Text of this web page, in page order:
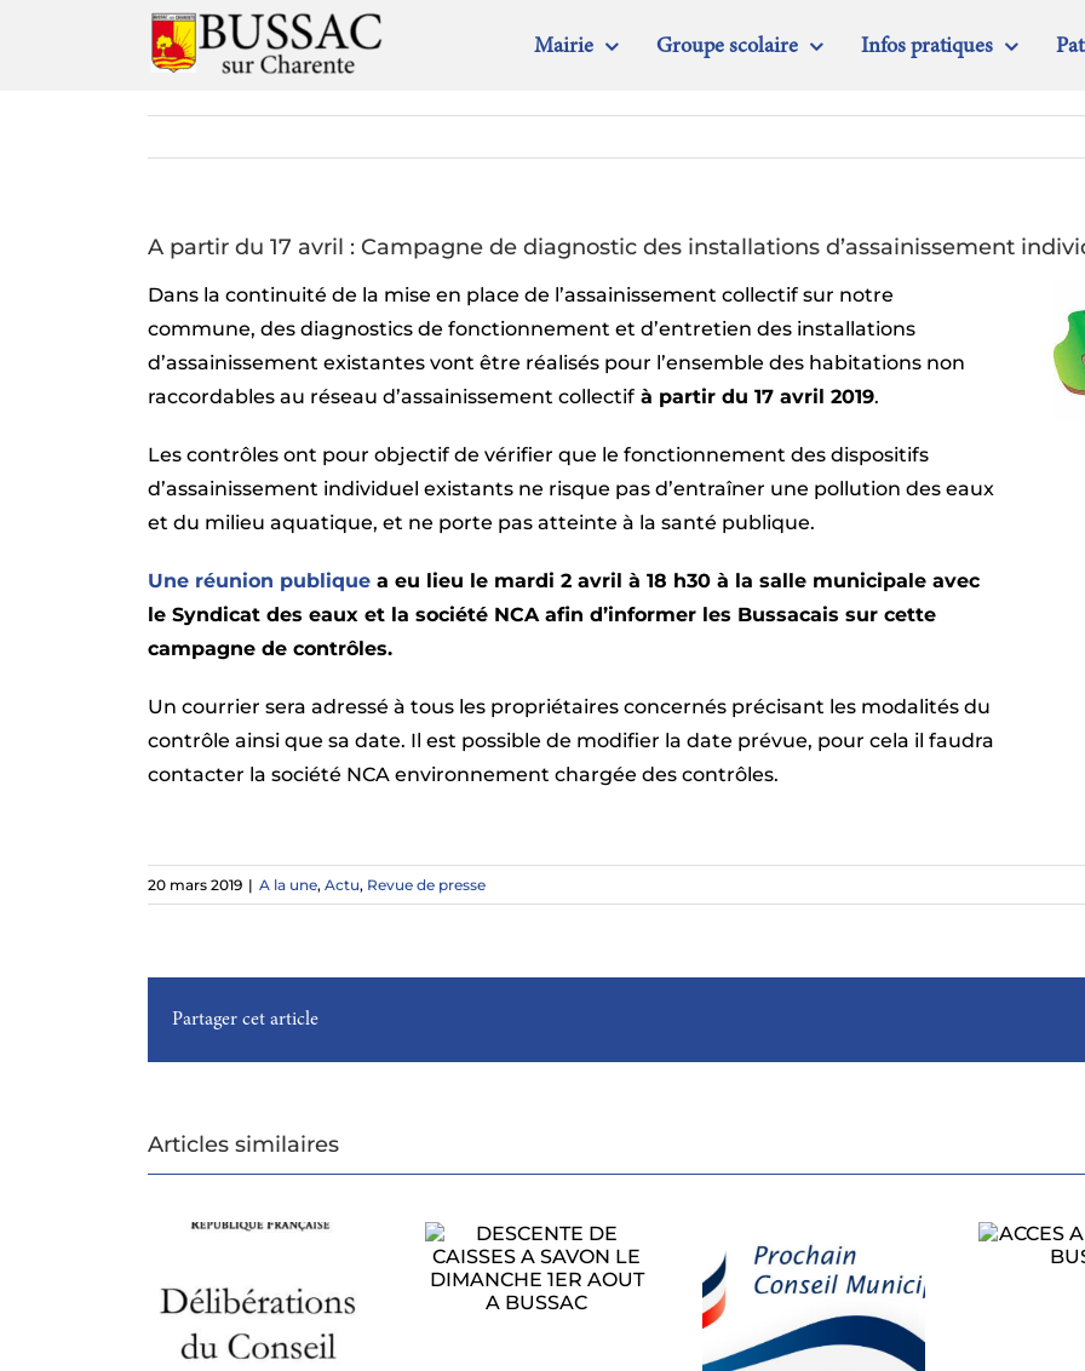
Mairie Groupe scolaire Infos pratiques
A partir du 17 avril : Campagne de diagnostic des installations d’assainissement
Dans la continuité de la mise en place de l’assainissement collectif sur notre
commune, des diagnostics de fonctionnement et d’entretien des installations
d’assainissement existantes vont être réalisés pour l’ensemble des habitations non
raccordables au réseau d’assainissement collectif à partir du 17 avril 2019.
Les contrôles ont pour objectif de vérifier que le fonctionnement des dispositifs
d’assainissement individuel existants ne risque pas d’entraîner une pollution des eaux
et du milieu aquatique, et ne porte pas atteinte à la santé publique.
Une réunion publique a eu lieu le mardi 2 avril à 18 h30 à la salle municipale avec
le Syndicat des eaux et la société NCA afin d’informer les Bussacais sur cette
campagne de contrôles.
Un courrier sera adressé à tous les propriétaires concernés précisant les modalités du
contrôle ainsi que sa date. Il est possible de modifier la date prévue, pour cela il faudra
contacter la société NCA environnement chargée des contrôles.
20 mars 2019 | A la une, Actu, Revue de presse
Partager cet article
Articles similaires
LE DIMANCHE 1ER
AOUT A BUSSAC
PROCHAIN
ACCES AU RALLYE
A BUSSAC